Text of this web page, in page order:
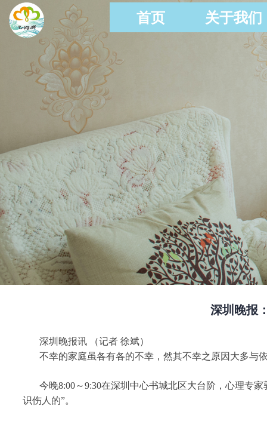
首页 关于我们
深圳晚报
深圳晚报讯 （记者 徐斌）
不幸的家庭虽各有各的不幸，然其不幸之原因大多与
今晚8:00～9:30在深圳中心书城北区大台阶，心理专
识伤人的”。